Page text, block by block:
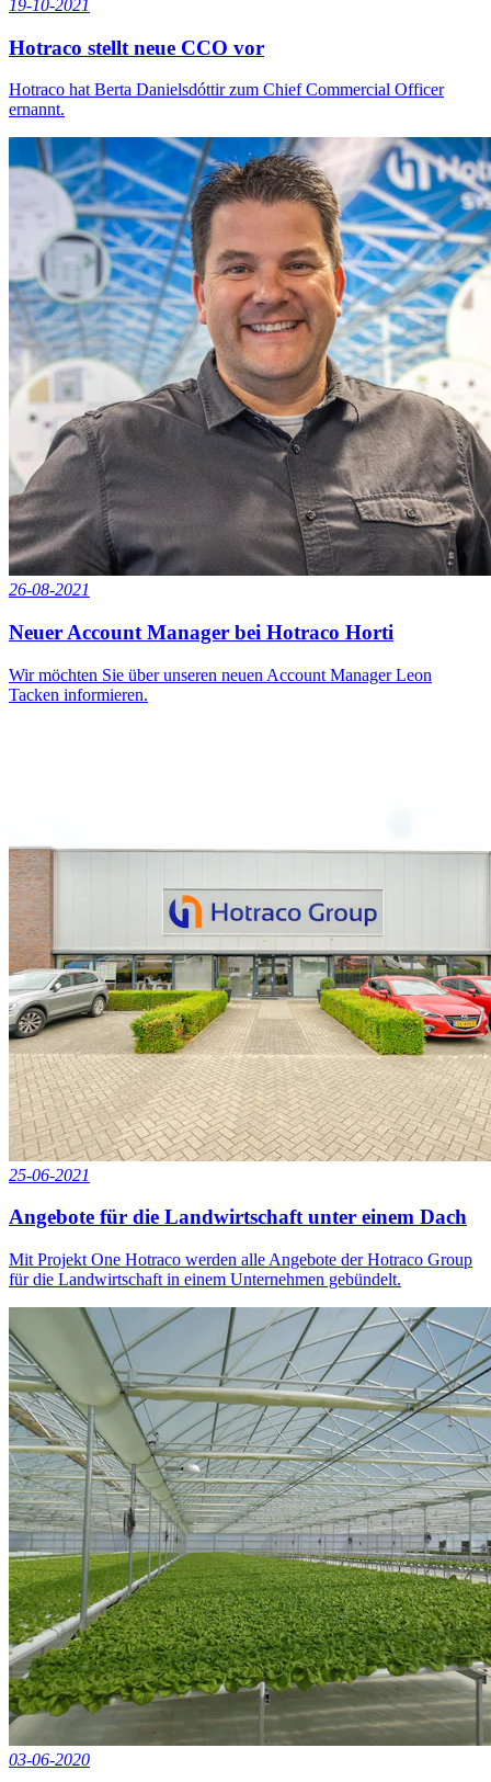
19-10-2021
Hotraco stellt neue CCO vor
Hotraco hat Berta Danielsdóttir zum Chief Commercial Officer
ernannt.
26-08-2021
Neuer Account Manager bei Hotraco Horti
Wir möchten Sie über unseren neuen Account Manager Leon
Tacken informieren.
25-06-2021
Angebote für die Landwirtschaft unter einem Dach
Mit Projekt One Hotraco werden alle Angebote der Hotraco Group
für die Landwirtschaft in einem Unternehmen gebündelt.
03-06-2020